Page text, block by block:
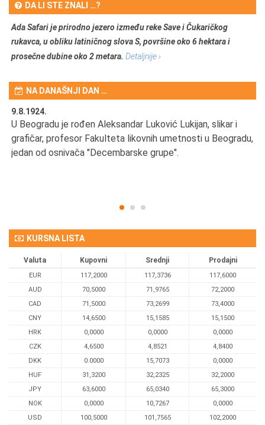
DA LI STE ZNALI …?
Ada Safari je prirodno jezero između reke Save i Čukaričkog
rukavca, u obliku latiničnog slova S, površine oko 6 hektara i
prosečne dubine oko 2 metara. Detaljnije ›
NA DANAŠNJI DAN …
9.8.1924.
U Beogradu je rođen Aleksandar Luković Lukijan, slikar i
grafičar, profesor Fakulteta likovnih umetnosti u Beogradu,
jedan od osnivača "Decembarske grupe".
KURSNA LISTA
Valuta Kupovni Srednji Prodajni
EUR 117,2000 117,3736
117,6000
AUD
70,5000 71,9765
72,2000
CAD
71,5000 73,2699
73,4000
CNY
14,6500 15,1585
15,1500
HRK
0,0000 0,0000
0,0000
CZK
4,6500 4,8521
4,8400
DKK
0.0000 15,7073
0,0000
HUF
31,3200 32,2325
32,2000
JPY
63,6000 65,0340
65,3000
NOK
0,0000 10,7267
0,0000
USD
100,5000 101,7565 102,2000